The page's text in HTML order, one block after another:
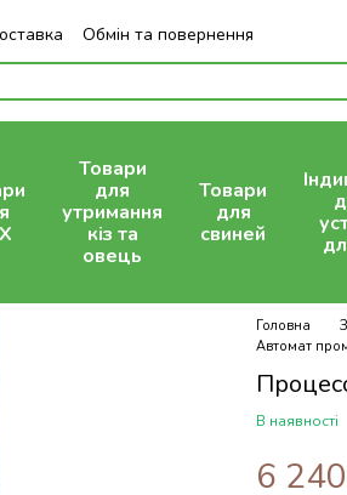
Обмін та повернення
Товари
для
утримання
кіз та
овець
Товари
для
свиней
Головна
Автомат
В наявності
6